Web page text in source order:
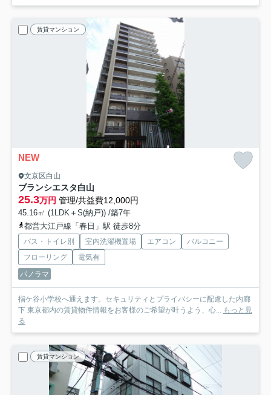
賃貸マンション
NEW
文京区白山
ブランシエスタ白山
25.3万円 管理/共益費12,000円
45.16㎡ (1LDK＋S(納戸)) /築7年
都営大江戸線「春日」駅 徒歩8分
バス・トイレ別 室内洗濯機置場 エアコン
バルコニー
フローリング
電気有
パノラマ
指ケ谷小学校へ通えます。セキュリティとプライバシーに配慮した内廊
下 東京都内の賃貸物件情報をお客様のご希望が叶うよう、心... もっと見
る
賃貸マンション